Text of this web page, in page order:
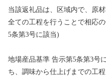
当該返礼品は、区域内で、原
全ての工程を行うことで相応
5条第3号に該当)
地場産品基準 告示第5条第3号
ち、調味から仕上げまでの工